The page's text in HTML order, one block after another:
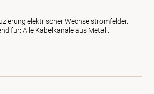
elektrischer Wechselstromfelder.
für: Alle Kabelkanäle aus Metall.